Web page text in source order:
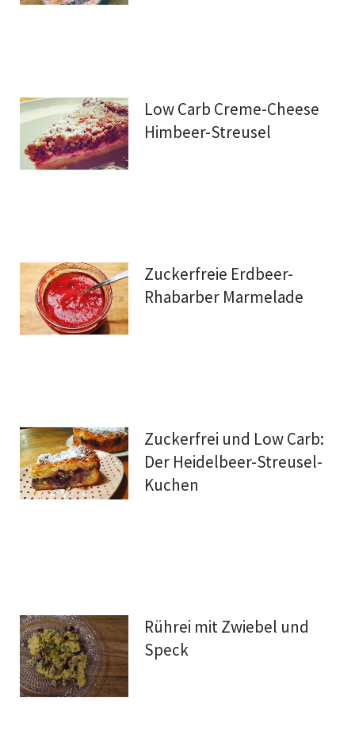
Low Carb Creme-Cheese
Himbeer-Streusel
Zuckerfreie Erdbeer-
Rhabarber Marmelade
Zuckerfrei und Low Carb:
Der Heidelbeer-Streusel-
Kuchen
Rührei mit Zwiebel und
Speck